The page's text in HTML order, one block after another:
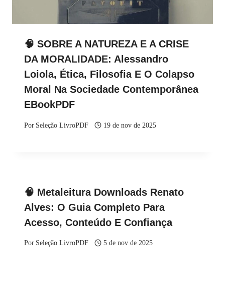
🧠 SOBRE A NATUREZA E A CRISE
DA MORALIDADE: Alessandro
Loiola, Ética, Filosofia E O Colapso
Moral Na Sociedade Contemporânea
EBookPDF
Por Seleção LivroPDF 19 de nov de 2025
🧠 Metaleitura Downloads Renato
Alves: O Guia Completo Para
Acesso, Conteúdo E Confiança
Por Seleção LivroPDF 5 de nov de 2025